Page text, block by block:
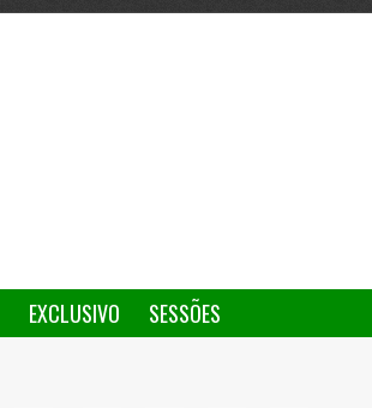
EXCLUSIVO
SESSÕES